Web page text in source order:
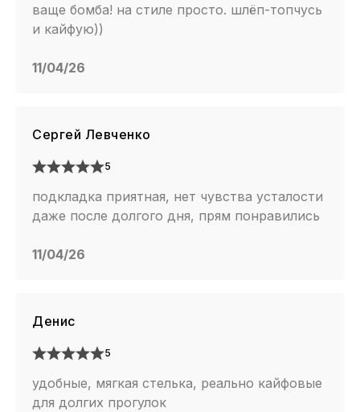
ваще бомба! на стиле просто. шлёп-топчусь
и кайфую))
11/04/26
Сергей Левченко
5
подкладка приятная, нет чувства усталости
даже после долгого дня, прям понравились
11/04/26
Денис
5
удобные, мягкая стелька, реально кайфовые
для долгих прогулок